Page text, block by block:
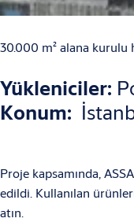
30.000 m² alana kurulu
Yükleniciler:
Konum:
Proje kapsamında,
edildi. Kullanılan
atın.